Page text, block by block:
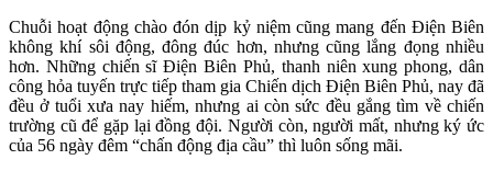
Chuỗi hoạt động chào đón dịp kỷ niệm cũng mang đến Điện Biên
không khí sôi động, đông đúc hơn, nhưng cũng lắng đọng nhiều
hơn. Những chiến sĩ Điện Biên Phủ, thanh niên xung phong, dân
công hỏa tuyến trực tiếp tham gia Chiến dịch Điện Biên Phủ, nay đã
đều ở tuổi xưa nay hiếm, nhưng ai còn sức đều gắng tìm về chiến
trường cũ để gặp lại đồng đội. Người còn, người mất, nhưng ký ức
của 56 ngày đêm “chấn động địa cầu” thì luôn sống mãi.